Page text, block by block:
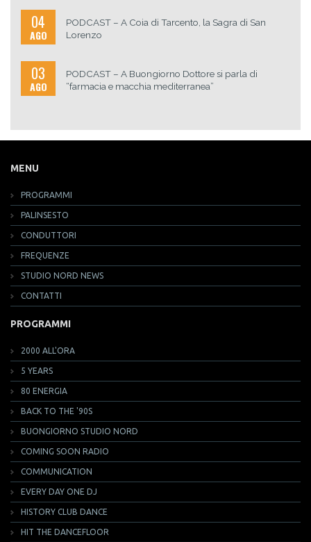
04
AGO
PODCAST – A Coia di Tarcento, la Sagra di San
Lorenzo
03
AGO
PODCAST – A Buongiorno Dottore si parla di
“farmacia e macchia mediterranea”
MENU
PROGRAMMI
PALINSESTO
CONDUTTORI
FREQUENZE
STUDIO NORD NEWS
CONTATTI
PROGRAMMI
2000 ALL'ORA
5 YEARS
80 ENERGIA
BACK TO THE '90S
BUONGIORNO STUDIO NORD
COMING SOON RADIO
COMMUNICATION
EVERY DAY ONE DJ
HISTORY CLUB DANCE
HIT THE DANCEFLOOR